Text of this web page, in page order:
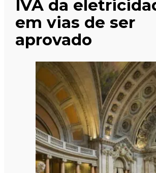
IVA da
em vias de ser
aprovado